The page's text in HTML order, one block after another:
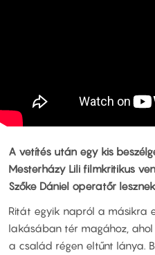
A vetítés után egy kis
Mesterházy Lili filmkritikus
Szőke Dániel operatőr
Ritát egyik napról a másikra
lakásában tér magához,
a család régen eltűnt lánya.